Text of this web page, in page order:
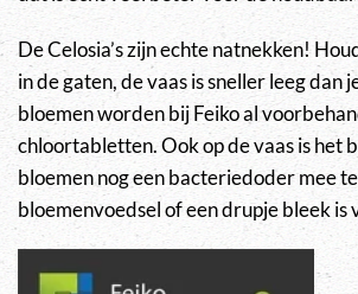
De Celosia’s zijn echte natnekken!
in de gaten, de vaas is sneller leeg dan
bloemen worden bij Feiko al
chloortabletten. Ook op de vaas is het
bloemen nog een bacteriedoder mee
bloemenvoedsel of een drupje bleek is